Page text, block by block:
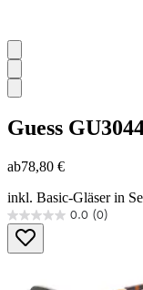
Guess
ab78,80 €
inkl. Basic-Gläser in
0.0 (0)
0.0
von
5